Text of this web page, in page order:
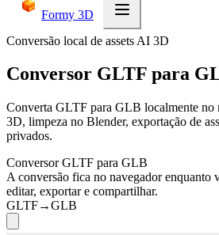
Formy 3D
Conversão local de assets AI 3D
Conversor GLTF para
Converta GLTF para GLB localmente no
3D, limpeza no Blender, exportação de
privados.
Conversor GLTF para GLB
A conversão fica no navegador enquanto
editar, exportar e compartilhar.
GLTF→GLB